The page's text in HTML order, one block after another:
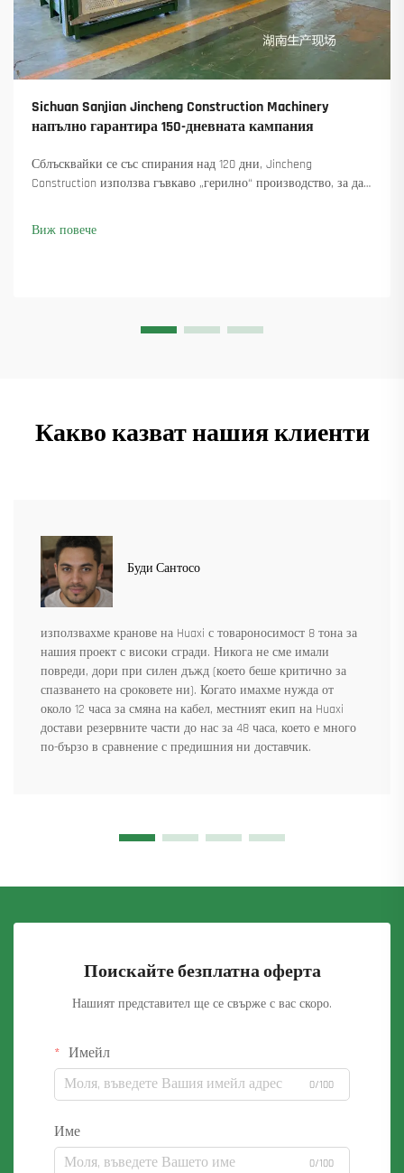
Sichuan Sanjian Jincheng Construction Machinery
напълно гарантира 150-дневната кампания
Сблъсквайки се със спирания над 120 дни, Jincheng
Construction използва гъвкаво „герилно“ производство, за да
Вижте как са поддържали производството в движение.
Виж повече
Какво казват нашия клиенти
Буди Сантосо
използвахме кранове на Huaxi с товароносимост 8 тона за
нашия проект с високи сгради. Никога не сме имали
повреди, дори при силен дъжд (което беше критично за
спазването на сроковете ни). Когато имахме нужда от
около 12 часа за смяна на кабел, местният екип на Huaxi
достави резервните части до нас за 48 часа, което е много
по-бързо в сравнение с предишния ни доставчик.
Поискайте безплатна оферта
Нашият представител ще се свърже с вас скоро.
Имейл
0/100
Име
0/100